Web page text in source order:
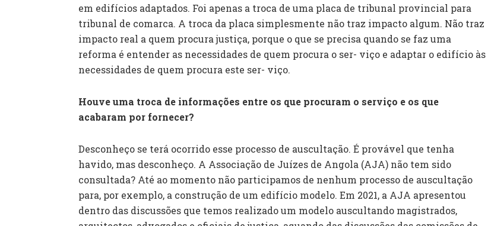
em edifícios adaptados. Foi apenas a troca de uma placa de tribunal provincial para
tribunal de comarca. A troca da placa simplesmente não traz impacto algum. Não traz
impacto real a quem procura justiça, porque o que se precisa quando se faz uma
reforma é entender as necessidades de quem procura o ser- viço e adaptar o edifício às
necessidades de quem procura este ser- viço.
Houve uma troca de informações entre os que procuram o serviço e os que
acabaram por fornecer?
Desconheço se terá ocorrido esse processo de auscultação. É provável que tenha
havido, mas desconheço. A Associação de Juízes de Angola (AJA) não tem sido
consultada? Até ao momento não participamos de nenhum processo de auscultação
para, por exemplo, a construção de um edifício modelo. Em 2021, a AJA apresentou
dentro das discussões que temos realizado um modelo auscultando magistrados,